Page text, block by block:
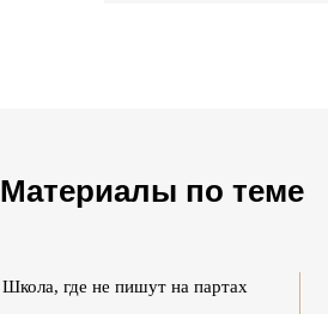
Материалы по теме
Школа, где не пишут на партах